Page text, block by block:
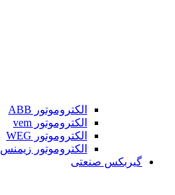
الکتروموتور ABB
الکتروموتور vem
الکتروموتور WEG
الکتروموتور زیمنس
گیربکس صنعتی